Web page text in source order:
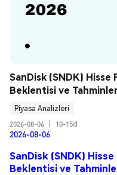
SanDisk (SNDK) Hisse
Beklentisi ve
Piyasa Analizleri
2026-08-06
10-15d
2026-08-06
SanDisk (SNDK)
Beklentisi ve